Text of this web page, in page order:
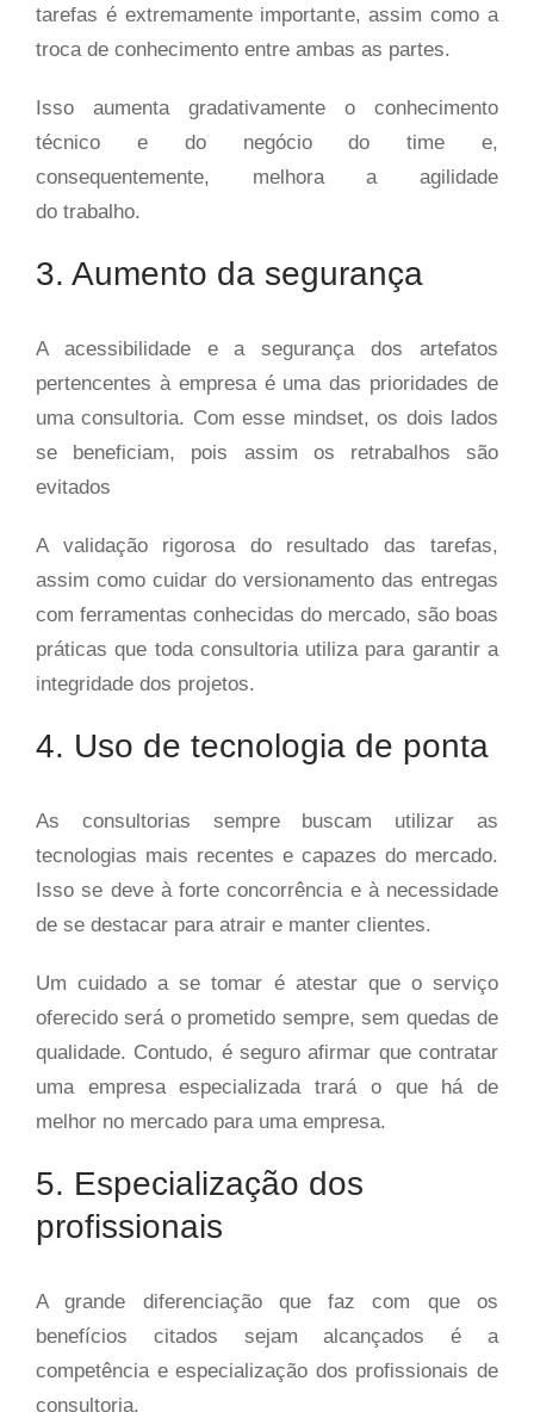
tarefas é extremamente importante, assim como a
troca de conhecimento entre ambas as partes.
Isso aumenta gradativamente o conhecimento
técnico e do negócio do time e,
consequentemente, melhora a agilidade
do trabalho.
3. Aumento da segurança
A acessibilidade e a segurança dos artefatos
pertencentes à empresa é uma das prioridades de
uma consultoria. Com esse mindset, os dois lados
se beneficiam, pois assim os retrabalhos são
evitados
A validação rigorosa do resultado das tarefas,
assim como cuidar do versionamento das entregas
com ferramentas conhecidas do mercado, são boas
práticas que toda consultoria utiliza para garantir a
integridade dos projetos.
4. Uso de tecnologia de ponta
As consultorias sempre buscam utilizar as
tecnologias mais recentes e capazes do mercado.
Isso se deve à forte concorrência e à necessidade
de se destacar para atrair e manter clientes.
Um cuidado a se tomar é atestar que o serviço
oferecido será o prometido sempre, sem quedas de
qualidade. Contudo, é seguro afirmar que contratar
uma empresa especializada trará o que há de
melhor no mercado para uma empresa.
5. Especialização dos
profissionais
A grande diferenciação que faz com que os
benefícios citados sejam alcançados é a
competência e especialização dos profissionais de
consultoria.